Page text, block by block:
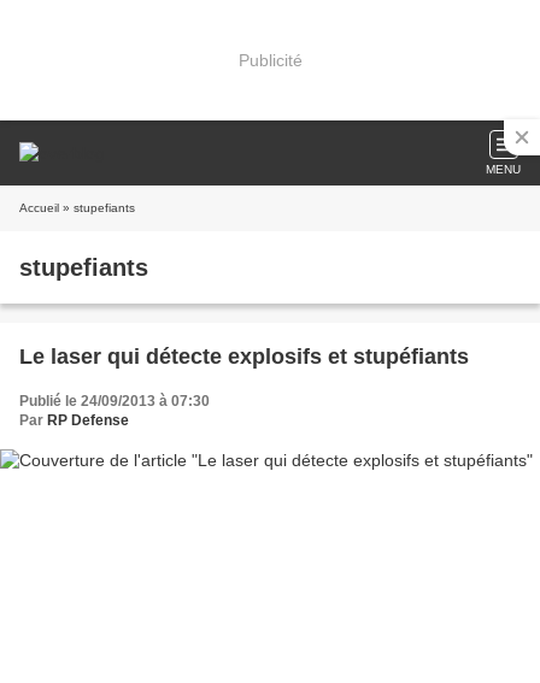
Publicité
MENU
Accueil » stupefiants
stupefiants
Le laser qui détecte explosifs et stupéfiants
Publié le 24/09/2013 à 07:30
Par RP Defense